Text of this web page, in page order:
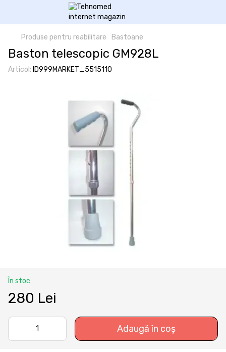
Produse pentru reabilitare Bastoane
Baston telescopic GM928L
Articol: ID999MARKET_5515110
În stoc
280 Lei
Adaugă în coș